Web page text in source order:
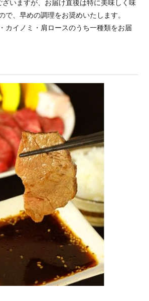
ざいますが、お届け直後は特に美味しく味
で、早めの調理をお奨めいたします。
カイノミ・肩ロースのうち一種類をお届